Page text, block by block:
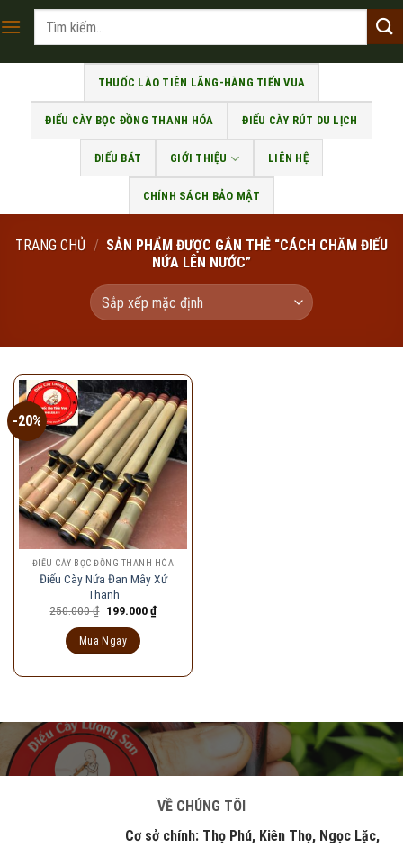
to
Tìm
THUỐC LÀO TIÊN LÃNG-HÀNG TIẾN VUA
ĐIẾU CÀY BỌC ĐỒNG THANH HÓA ĐIẾU CÀY RÚT DU LỊCH
ĐIẾU BÁT GIỚI THIỆU LIÊN HỆ
CHÍNH SÁCH BẢO MẬT
TRANG CHỦ / SẢN PHẨM ĐƯỢC GẮN THẺ “CÁCH CHĂM ĐIẾU
NỨA LÊN NƯỚC”
-20%
ĐIẾU CÀY BỌC ĐỒNG THANH HÓA
Điếu Cày Nứa Đan Mây Xứ
Thanh
250.000₫ Giá
250.000 ₫.
199.000₫Giá
hiện
Mua Ngay
VỀ CHÚNG TÔI
Cơ sở chính: Thọ Phú, Kiên Thọ, Ngọc Lặc,